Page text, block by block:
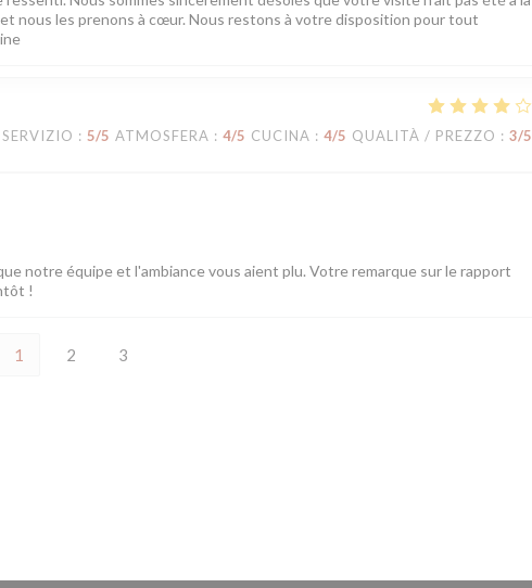
nous les prenons à cœur. Nous restons à votre disposition pour tout
SERVIZIO : 5/5 ATMOSFERA : 4/5 CUCINA : 4/5 QUALITÀ / PREZZO : 3/5
notre équipe et l'ambiance vous aient plu. Votre remarque sur le rapport
!
1 2 3